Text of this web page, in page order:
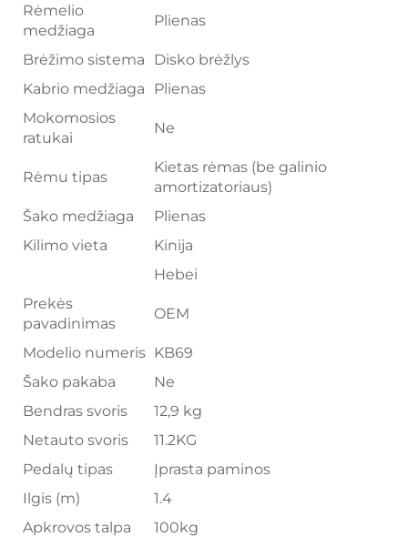
Rėmelio
medžiaga
Plienas
Brėžimo sistema
Disko brėžlys
Kabrio medžiaga
Plienas
Mokomosios
ratukai
Ne
Rėmu tipas
Kietas rėmas (be galinio
amortizatoriaus)
Šako medžiaga
Plienas
Kilimo vieta
Kinija
Hebei
Prekės
pavadinimas
OEM
Modelio numeris KB69
Šako pakaba
Ne
Bendras svoris
12,9 kg
Netauto svoris
11.2KG
Pedalų tipas
Įprasta paminos
Ilgis (m)
1.4
Apkrovos talpa
100kg